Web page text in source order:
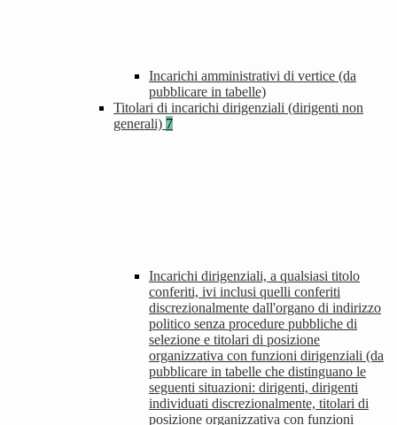
Incarichi amministrativi di vertice (da
pubblicare in tabelle)
Titolari di incarichi dirigenziali (dirigenti non
generali) 7
Incarichi dirigenziali, a qualsiasi titolo
conferiti, ivi inclusi quelli conferiti
discrezionalmente dall'organo di indirizzo
politico senza procedure pubbliche di
selezione e titolari di posizione
organizzativa con funzioni dirigenziali (da
pubblicare in tabelle che distinguano le
seguenti situazioni: dirigenti, dirigenti
individuati discrezionalmente, titolari di
posizione organizzativa con funzioni